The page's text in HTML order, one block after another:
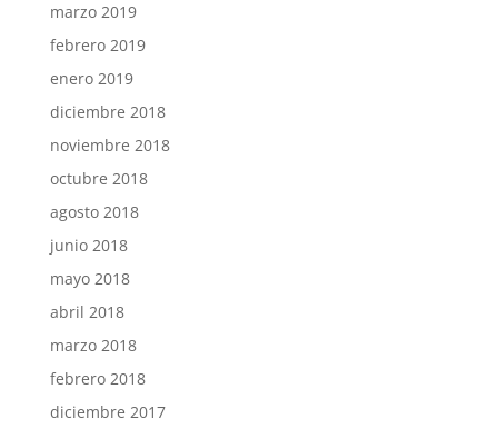
marzo 2019
febrero 2019
enero 2019
diciembre 2018
noviembre 2018
octubre 2018
agosto 2018
junio 2018
mayo 2018
abril 2018
marzo 2018
febrero 2018
diciembre 2017